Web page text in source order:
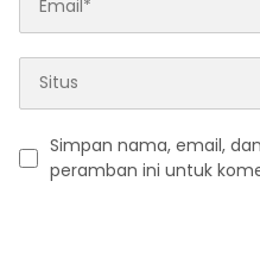
Simpan nama, email,
peramban ini untuk